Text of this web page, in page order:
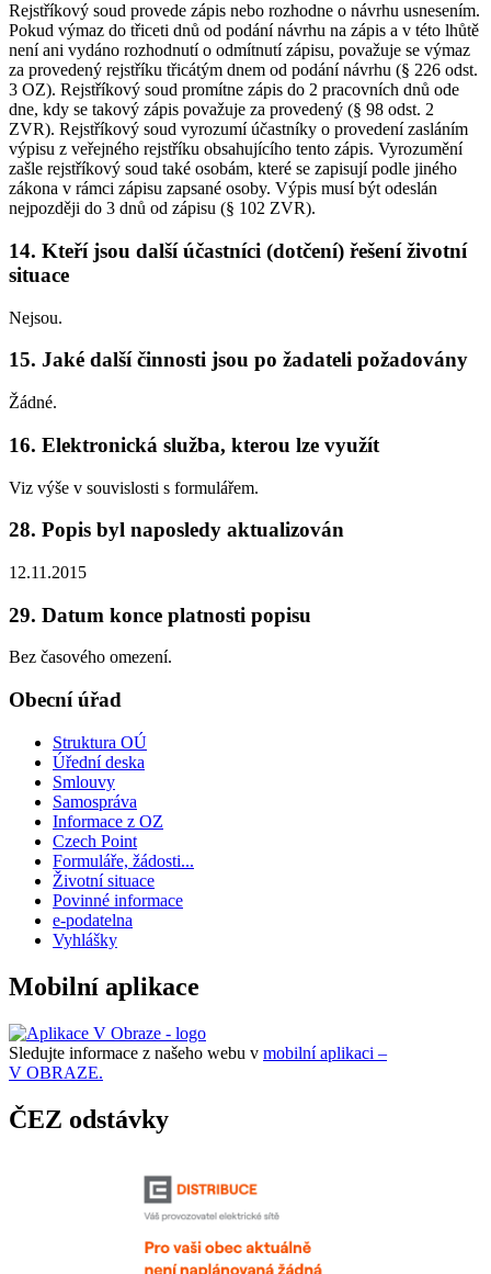
Rejstříkový soud provede zápis nebo rozhodne o návrhu usnesením.
Pokud výmaz do třiceti dnů od podání návrhu na zápis a v této lhůtě
není ani vydáno rozhodnutí o odmítnutí zápisu, považuje se výmaz
za provedený rejstříku třicátým dnem od podání návrhu (§ 226 odst.
3 OZ). Rejstříkový soud promítne zápis do 2 pracovních dnů ode
dne, kdy se takový zápis považuje za provedený (§ 98 odst. 2
ZVR). Rejstříkový soud vyrozumí účastníky o provedení zasláním
výpisu z veřejného rejstříku obsahujícího tento zápis. Vyrozumění
zašle rejstříkový soud také osobám, které se zapisují podle jiného
zákona v rámci zápisu zapsané osoby. Výpis musí být odeslán
nejpozději do 3 dnů od zápisu (§ 102 ZVR).
14. Kteří jsou další účastníci (dotčení) řešení životní
situace
Nejsou.
15. Jaké další činnosti jsou po žadateli požadovány
Žádné.
16. Elektronická služba, kterou lze využít
Viz výše v souvislosti s formulářem.
28. Popis byl naposledy aktualizován
12.11.2015
29. Datum konce platnosti popisu
Bez časového omezení.
Obecní úřad
Struktura OÚ
Úřední deska
Smlouvy
Samospráva
Informace z OZ
Czech Point
Formuláře, žádosti...
Životní situace
Povinné informace
e-podatelna
Vyhlášky
Mobilní aplikace
Sledujte informace z našeho webu v mobilní aplikaci –
V OBRAZE.
ČEZ odstávky